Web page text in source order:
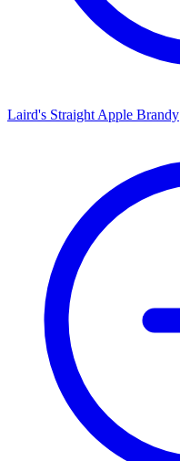
Laird's Straight Apple Brandy